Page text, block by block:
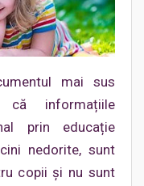
mai sus
că informațiile
prin educație
nedorite, sunt
copii și nu sunt